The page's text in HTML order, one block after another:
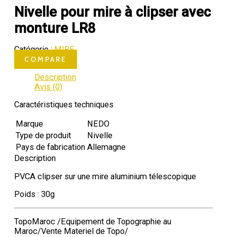
Nivelle pour mire à clipser avec
monture LR8
Catégorie :MIRE
COMPARE
Description
Avis (0)
Caractéristiques techniques
Marque
NEDO
Type de produit
Nivelle
Pays de fabrication Allemagne
Description
PVCA clipser sur une mire aluminium télescopique
Poids : 30g
TopoMaroc /Equipement de Topographie au
Maroc/Vente Materiel de Topo/